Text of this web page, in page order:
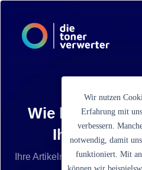
Wie lautet die
Ihrer
Ihre Artikelnummer ist nicht
Wir nutzen
Erfahrung mit
verbessern.
notwendig, damit
funktioniert. Mit